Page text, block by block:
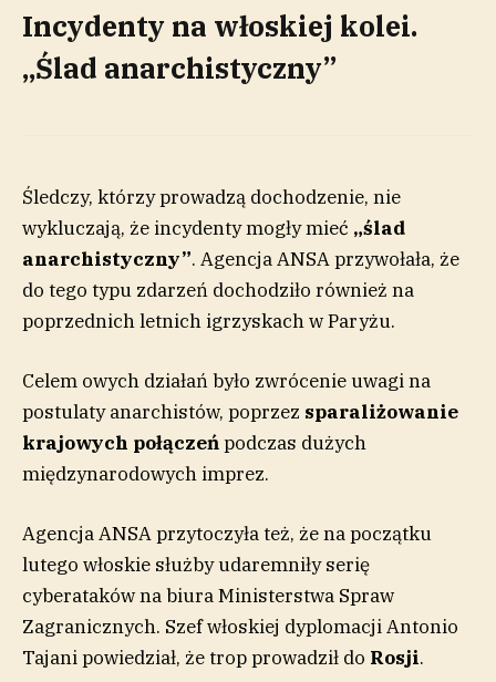
Incydenty na włoskiej kolei.
„Ślad anarchistyczny”
Śledczy, którzy prowadzą dochodzenie, nie
wykluczają, że incydenty mogły mieć „ślad
anarchistyczny”. Agencja ANSA przywołała, że
do tego typu zdarzeń dochodziło również na
poprzednich letnich igrzyskach w Paryżu.
Celem owych działań było zwrócenie uwagi na
postulaty anarchistów, poprzez sparaliżowanie
krajowych połączeńpodczas dużych
międzynarodowych imprez.
Agencja ANSA przytoczyła też, że na początku
lutego włoskie służby udaremniły serię
cyberataków na biura Ministerstwa Spraw
Zagranicznych. Szef włoskiej dyplomacji Antonio
Tajani powiedział, że trop prowadził do Rosji.